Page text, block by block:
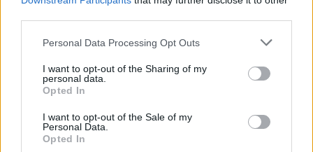
Personal Data Processing Opt Outs
I want to opt-out of the Sharing of my
personal data.
Opted In
I want to opt-out of the Sale of my
Personal Data.
Opted In
newsletter
Commenti
Accedi o
L'email è richiesta ma non verrà mostrata ai visitatori. Il contenuto di questo
commento esprime il pensiero dell'autore e non rappresenta la linea editoriale
di VareseNews.it, che rimane autonoma e indipendente. I messaggi inclusi nei